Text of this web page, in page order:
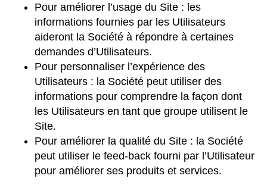
Pour améliorer l’usage du Site : les
informations fournies par les Utilisateurs
aideront la Société à répondre à certaines
demandes d’Utilisateurs.
Pour personnaliser l’expérience des
Utilisateurs : la Société peut utiliser des
informations pour comprendre la façon dont
les Utilisateurs en tant que groupe utilisent le
Site.
Pour améliorer la qualité du Site : la Société
peut utiliser le feed-back fourni par l’Utilisateur
pour améliorer ses produits et services.